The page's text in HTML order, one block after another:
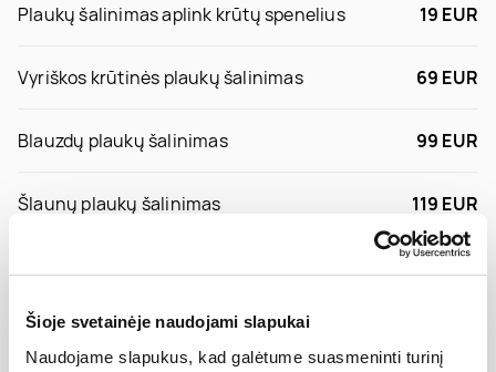
Šioje svetainėje naudojami slapukai
Naudojame slapukus, kad galėtume suasmeninti turinį
Plaukų šalinimas aplink krūtų spenelius 19 EUR
Vyriškos krūtinės plaukų šalinimas 69 EUR
Blauzdų plaukų šalinimas 99 EUR
Šlaunų plaukų šalinimas 119 EUR
Visų kojų ir pažastų plaukų šalinimas